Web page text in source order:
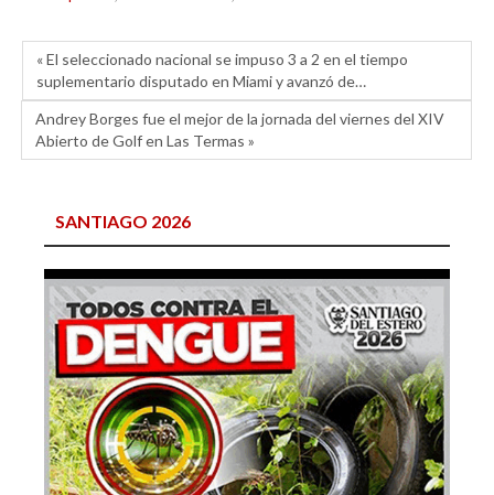
« El seleccionado nacional se impuso 3 a 2 en el tiempo
suplementario disputado en Miami y avanzó de…
Andrey Borges fue el mejor de la jornada del viernes del XIV
Abierto de Golf en Las Termas »
SANTIAGO 2026